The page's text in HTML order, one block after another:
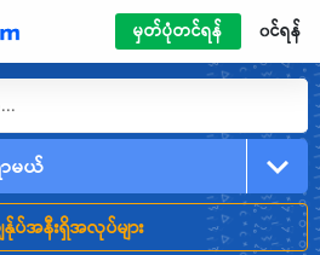
မှတ်ပုံတင်ရန် ၀င်ရန်
မယ်
န်ုပ်အနီးရှိအလုပ်များ